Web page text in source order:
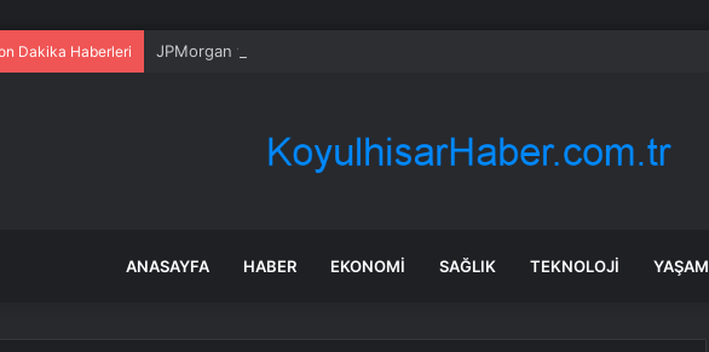
Dakika Haberleri JPMorgan ve Amazon finans için kuantum araçları geliştirdi
ANASAYFA HABER EKONOMI SAĞLIK TEKNOLOJI YAŞAM